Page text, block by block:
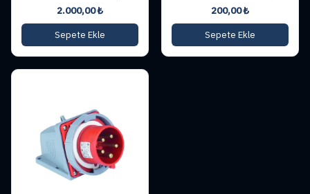
2.000,00₺
Sepete Ekle
200,00₺
Sepete Ekle